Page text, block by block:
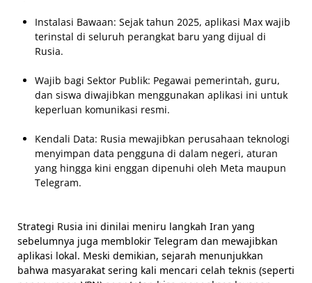
Instalasi Bawaan: Sejak tahun 2025, aplikasi Max wajib
terinstal di seluruh perangkat baru yang dijual di
Rusia.
Wajib bagi Sektor Publik: Pegawai pemerintah, guru,
dan siswa diwajibkan menggunakan aplikasi ini untuk
keperluan komunikasi resmi.
Kendali Data: Rusia mewajibkan perusahaan teknologi
menyimpan data pengguna di dalam negeri, aturan
yang hingga kini enggan dipenuhi oleh Meta maupun
Telegram.
Strategi Rusia ini dinilai meniru langkah Iran yang
sebelumnya juga memblokir Telegram dan mewajibkan
aplikasi lokal. Meski demikian, sejarah menunjukkan
bahwa masyarakat sering kali mencari celah teknis (seperti